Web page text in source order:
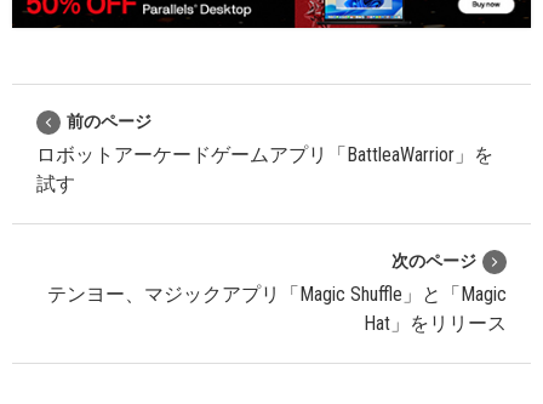
前のページ
ロボットアーケードゲームアプリ「BattleaWarrior」を
試す
次のページ
テンヨー、マジックアプリ「Magic Shuffle」と「Magic
Hat」をリリース